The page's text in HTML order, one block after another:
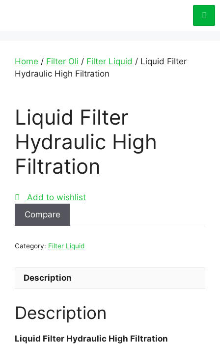
Home / Filter Oli / Filter Liquid / Liquid Filter
Hydraulic High Filtration
Liquid Filter
Hydraulic High
Filtration
Add to wishlist
Compare
Category: Filter Liquid
Description
Description
Liquid Filter Hydraulic High Filtration